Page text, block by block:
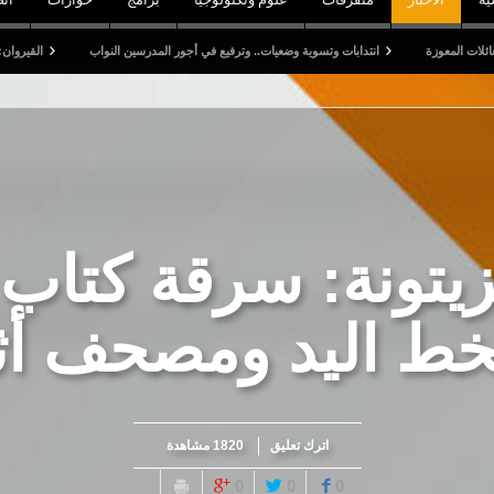
انتدابات وتسوية وضعيات.. وترفيع في أجور المدرسين النواب القيروان: قتيل
سرقة
اليد ومصحف
اترك تعليق 1820 مشاهدة